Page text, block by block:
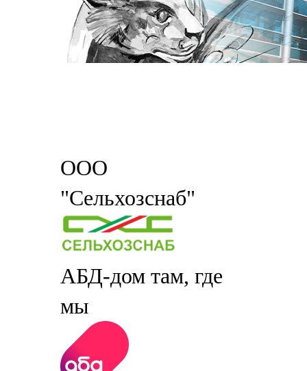
ООО
"Сельхозснаб"
АБД-дом там, где
мы